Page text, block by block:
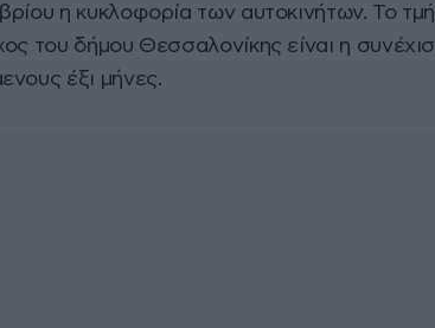
η κυκλοφορία των αυτοκινήτων. Το
του δήμου Θεσσαλονίκης είναι η
έξι μήνες.